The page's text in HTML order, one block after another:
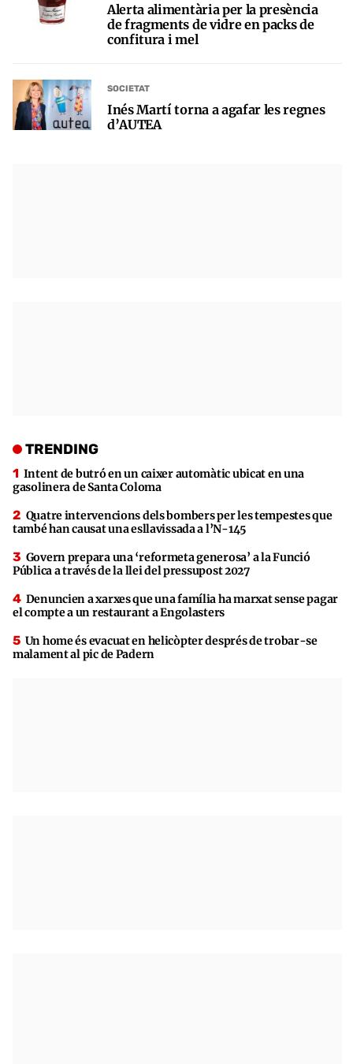
Alerta alimentària per la presència
de fragments de vidre en packs de
confitura i mel
SOCIETAT
Inés Martí torna a agafar les regnes
d’AUTEA
TRENDING
Intent de butró en un caixer automàtic ubicat en una
gasolinera de Santa Coloma
Quatre intervencions dels bombers per les tempestes que
també han causat una esllavissada a l’N-145
Govern prepara una ‘reformeta generosa’ a la Funció
Pública a través de la llei del pressupost 2027
Denuncien a xarxes que una família ha marxat sense pagar
el compte a un restaurant a Engolasters
Un home és evacuat en helicòpter després de trobar-se
malament al pic de Padern